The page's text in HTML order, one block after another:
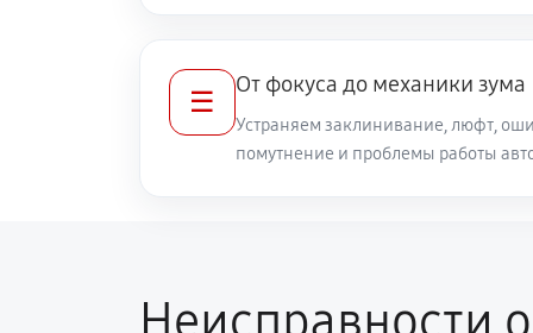
☰
От фокуса до механики зума
Устраняем заклинивание, люфт,
помутнение и проблемы работы
Неисправности